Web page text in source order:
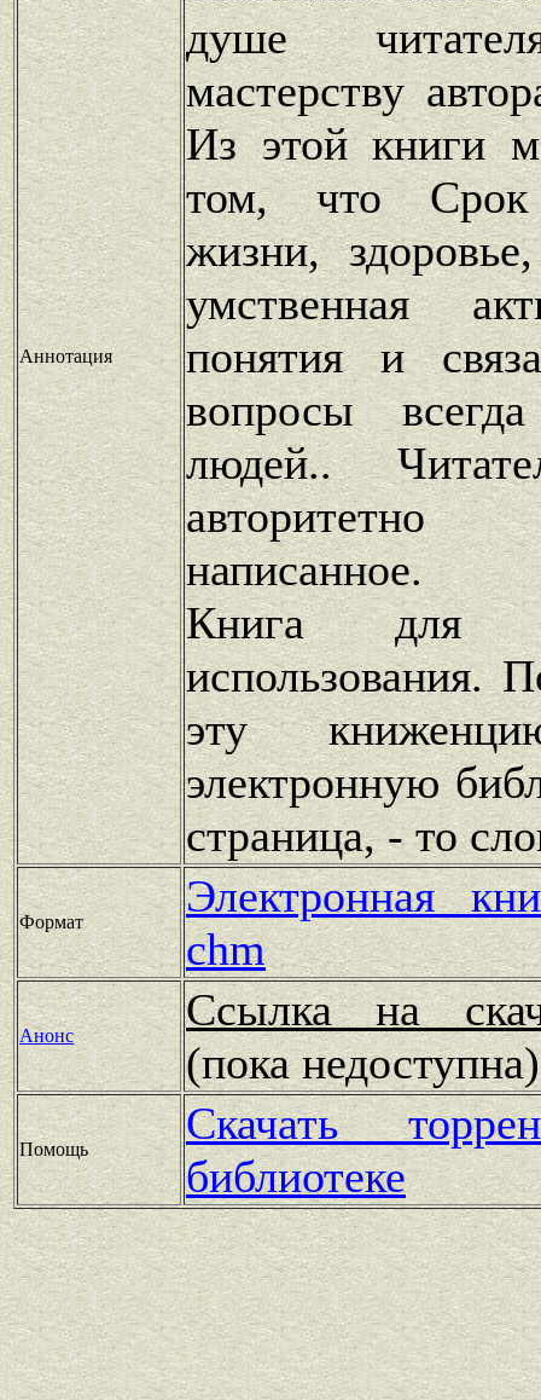
Аннотация
душе
мастерству
Из этой книги
том, что Срок
жизни,
умственная
понятия и
вопросы
людей..
авторитетно
написанное.
Книга для
использования.
эту
электронную
страница, - то
Формат
Электронная
chm
Анонс
Ссылка на
(пока
Помощь
Скачать
библиотеке